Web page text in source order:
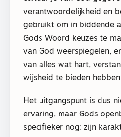
verantwoordelijkheid en
gebruikt om in biddende
Gods Woord keuzes te
van God weerspiegelen,
van alles wat hart,
wijsheid te bieden
Het uitgangspunt is dus
ervaring, maar Gods
specifieker nog: zijn